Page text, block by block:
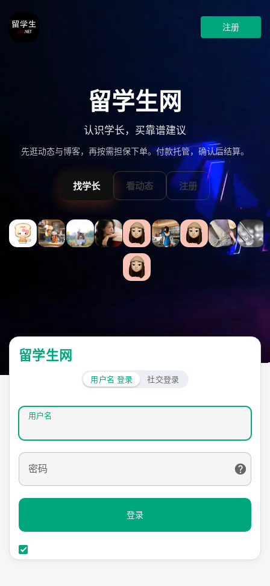
注册
留学生网
认识学长，买靠谱建议
先逛动态与博客，再按需担保下单。付款托管，确认后结算。
找学长 看动态 注册
留学生网
用户名 登录 社交登录
用户名
密码
登录